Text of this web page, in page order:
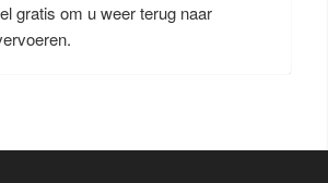
gratis om u weer terug naar